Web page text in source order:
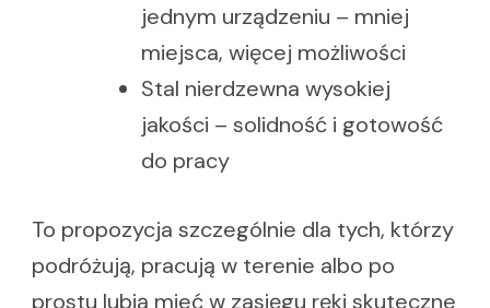
jednym urządzeniu – mniej
miejsca, więcej możliwości
Stal nierdzewna wysokiej
jakości – solidność i gotowość
do pracy
To propozycja szczególnie dla tych, którzy
podróżują, pracują w terenie albo po
prostu lubią mieć w zasięgu ręki skuteczne